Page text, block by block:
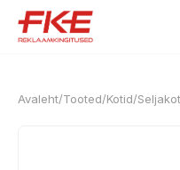
Avaleht/Tooted/Kotid/